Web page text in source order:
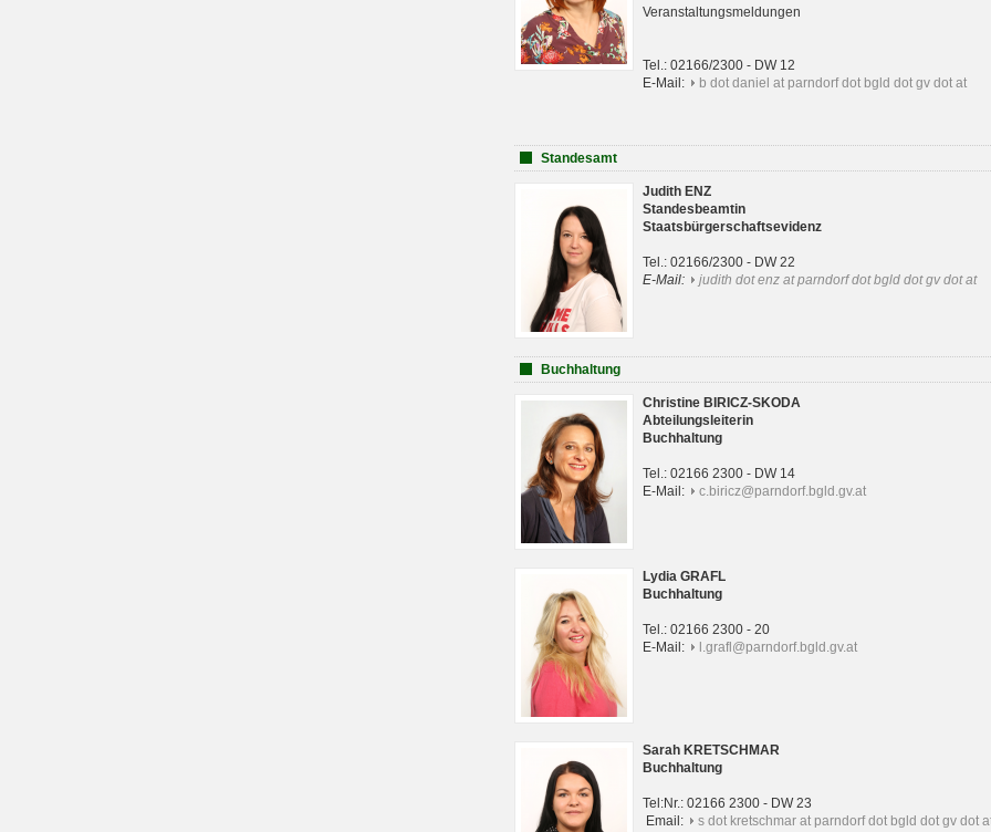
Veranstaltungsmeldungen
Tel.: 02166/2300 - DW 12
E-Mail:
b dot daniel at parndorf dot bgld dot gv dot at
Standesamt
Judith ENZ
Standesbeamtin
Staatsbürgerschaftsevidenz
Tel.: 02166/2300 - DW 22
E-Mail:
judith dot enz at parndorf dot bgld dot gv dot at
Buchhaltung
Christine BIRICZ-SKODA
Abteilungsleiterin
Buchhaltung
Tel.: 02166 2300 - DW 14
E-Mail:
c.biricz@parndorf.bgld.gv.at
Lydia GRAFL
Buchhaltung
Tel.: 02166 2300 - 20
E-Mail:
l.grafl@parndorf.bgld.gv.at
Sarah KRETSCHMAR
Buchhaltung
Tel:Nr.: 02166 2300 - DW 23
Email:
s dot kretschmar at parndorf dot bgld dot gv dot